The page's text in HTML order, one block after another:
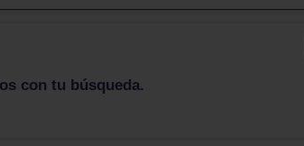
con tu búsqueda.